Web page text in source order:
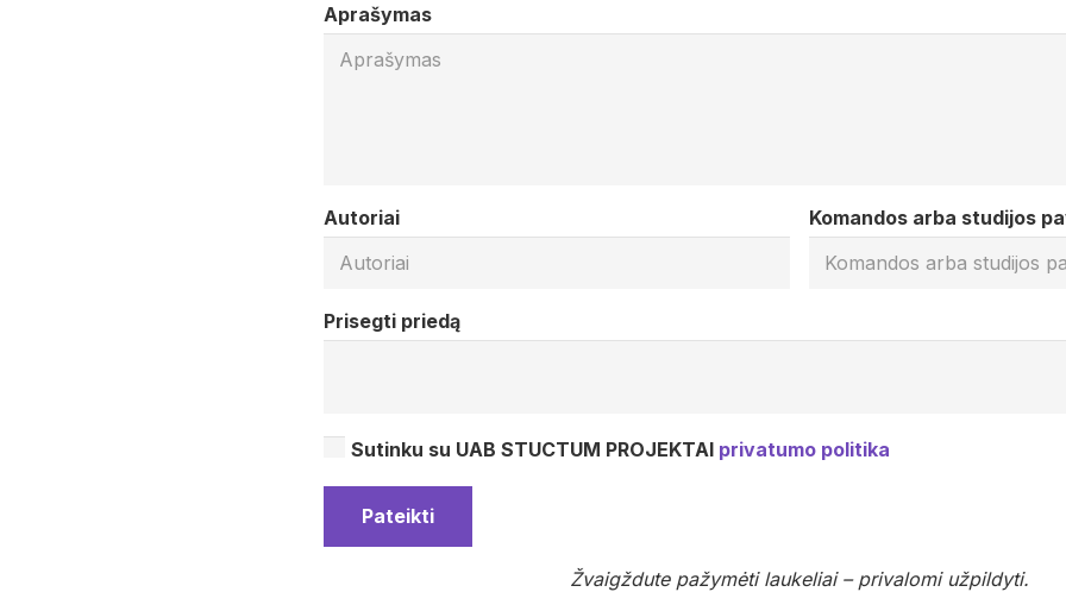
Aprašymas
Autoriai Komandos arba studijos
Prisegti priedą
Sutinku su UAB STUCTUM PROJEKTAI privatumo politika
Pateikti
Žvaigždute pažymėti laukeliai – privalomi užpildyti.